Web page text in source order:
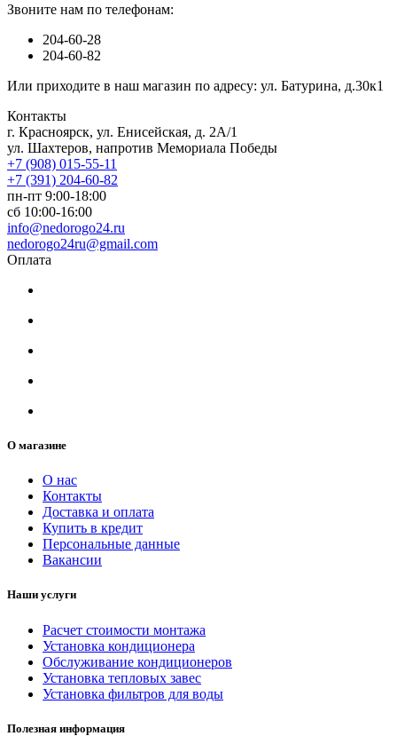
Звоните нам по телефонам:
204-60-28
204-60-82
Или приходите в наш магазин по адресу: ул. Батурина, д.30к1
Контакты
г. Красноярск, ул. Енисейская, д. 2А/1
ул. Шахтеров, напротив Мемориала Победы
+7 (908) 015-55-11
+7 (391) 204-60-82
пн-пт 9:00-18:00
сб 10:00-16:00
info@nedorogo24.ru
nedorogo24ru@gmail.com
Оплата
О магазине
О нас
Контакты
Доставка и оплата
Купить в кредит
Персональные данные
Вакансии
Наши услуги
Расчет стоимости монтажа
Установка кондиционера
Обслуживание кондиционеров
Установка тепловых завес
Установка фильтров для воды
Полезная информация